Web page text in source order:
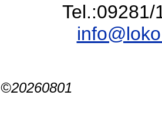
©20260801